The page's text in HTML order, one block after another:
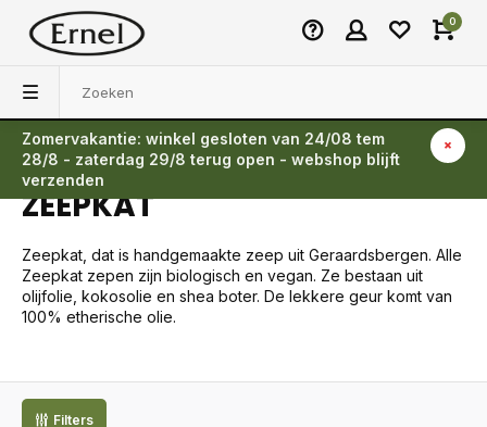
0
Zomervakantie: winkel gesloten van 24/08 tem
28/8 - zaterdag 29/8 terug open - webshop blijft
verzenden
Terug
ZEEPKAT
Zeepkat, dat is handgemaakte zeep uit Geraardsbergen. Alle
Zeepkat zepen zijn biologisch en vegan. Ze bestaan uit
olijfolie, kokosolie en shea boter. De lekkere geur komt van
100% etherische olie.
Filters